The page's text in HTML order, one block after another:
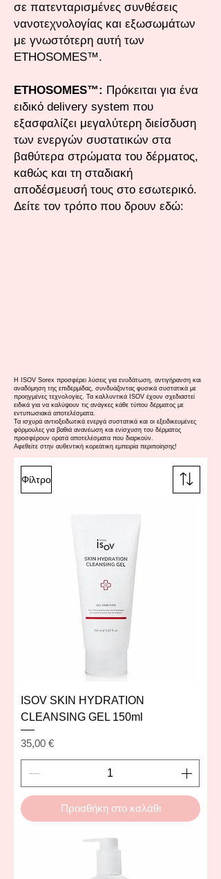
σε πατενταρισμένες συνθέσεις
νανοτεχνολογίας και εξωσωμάτων
με γνωστότερη αυτή των
ETHOSOMES™.
ETHOSOMES™: Πρόκειται για ένα
ειδικό delivery system που
εξασφαλίζει μεγαλύτερη διείσδυση
των ενεργών συστατικών στα
βαθύτερα στρώματα του δέρματος,
καθώς και τη σταδιακή
αποδέσμευσή τους στο εσωτερικό.
Δείτε τον τρόπο που δρουν εδώ:
Η ISOV Sorex προσφέρει λύσεις για ενυδάτωση, αντιγήρανση και
αναδόμηση της επιδερμίδας, συνδυάζοντας φυσικά συστατικά με
προηγμένες τεχνολογίες. Τα καλλυντικά ISOV έχουν σχεδιαστεί
ειδικά για να καλύψουν τις ανάγκες κάθε τύπου δέρματος με
εντυπωσιακά αποτελέσματα.
Τα ισχυρά αντιοξειδωτικά ενεργά συστατικά και οι εξειδικευμένες
φόρμουλες για βαθιά ανανέωση και ενίσχυση του δέρματος
προσφέρουν ορατά αποτελέσματα που διαρκούν.
Αφεθείτε στην αυθεντική κορεάτικη εμπειρία περιποίησης!
Φίλτρο
ISOV SKIN HYDRATION
CLEANSING GEL 150ml
Τιμή
35,00 €
Προσθήκη στο καλάθι